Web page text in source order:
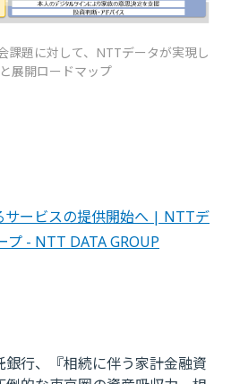
課題に対して、NTTデータが実現し
展開ロードマップ
サービスの提供開始へ | NTTデ
- NTT DATA GROUP
銀行、『相続に伴う家計金融資